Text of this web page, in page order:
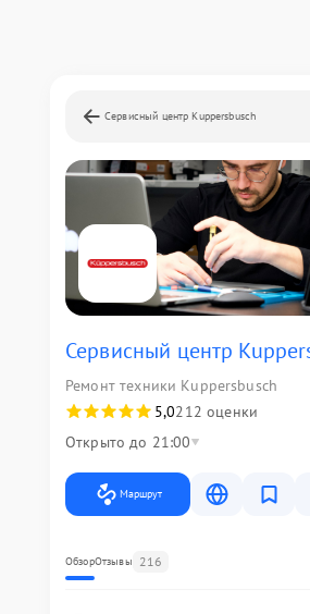
Сервисный центр Kuppersbusch
Сервисный центр
Ремонт техники Kuppersbusch
5,0212 оценки
Открыто до 21:00
Маршрут
ОбзорОтзывы 216